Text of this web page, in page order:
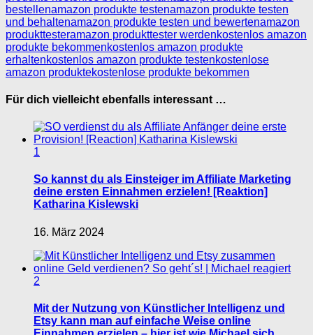
bestellenamazon produkte testenamazon produkte testen
und behaltenamazon produkte testen und bewertenamazon
produkttesteramazon produkttester werdenkostenlos amazon
produkte bekommenkostenlos amazon produkte
erhaltenkostenlos amazon produkte testenkostenlose
amazon produktekostenlose produkte bekommen
Für dich vielleicht ebenfalls interessant …
1
So kannst du als Einsteiger im Affiliate Marketing
deine ersten Einnahmen erzielen! [Reaktion]
Katharina Kislewski
16. März 2024
2
Mit der Nutzung von Künstlicher Intelligenz und
Etsy kann man auf einfache Weise online